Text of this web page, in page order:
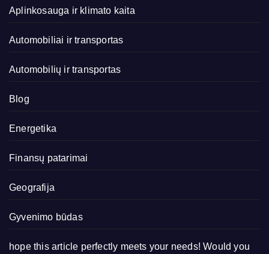
Aplinkosauga ir klimato kaita
Automobiliai ir transportas
Automobilių ir transportas
Blog
Energetika
Finansų patarimai
Geografija
Gyvenimo būdas
hope this article perfectly meets your needs! Would you